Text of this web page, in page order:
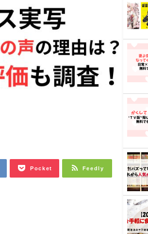
Pocket Feedly